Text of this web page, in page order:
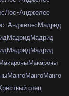
Лос-Анджелес
АнджелесМадрид
МадридМадрид
МадридМадрид
Макароны
МангоМангоМанго
отец